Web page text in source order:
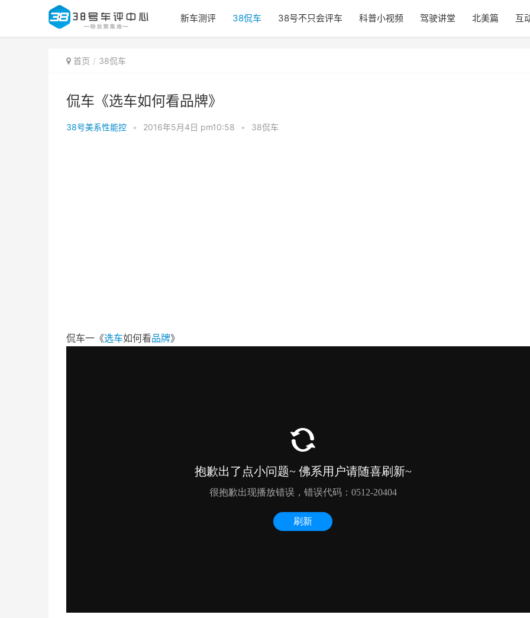
新车测评 38侃车 38号不只会评车 科普小视频 驾驶讲堂 北美篇 互
首页 38侃车
侃车《选车如何看品牌》
38号美系性能控 • 2016年5月4日 pm10:58 • 38侃车
侃车一《选车如何看品牌》